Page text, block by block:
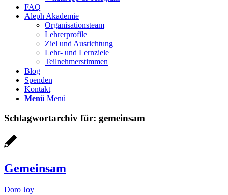
FAQ
Aleph Akademie
Organisationsteam
Lehrerprofile
Ziel und Ausrichtung
Lehr- und Lernziele
Teilnehmerstimmen
Blog
Spenden
Kontakt
Menü Menü
Schlagwortarchiv für: gemeinsam
Gemeinsam
Doro Joy